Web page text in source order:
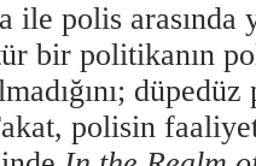
polis arasında
bir politikanın
polisin